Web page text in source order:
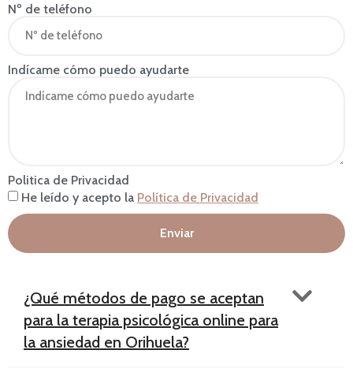
Nº de teléfono
Indícame cómo puedo ayudarte
Politica de Privacidad
He leído y acepto la Política de Privacidad
Enviar
¿Qué métodos de pago se aceptan
para la terapia psicológica online para
la ansiedad en Orihuela?